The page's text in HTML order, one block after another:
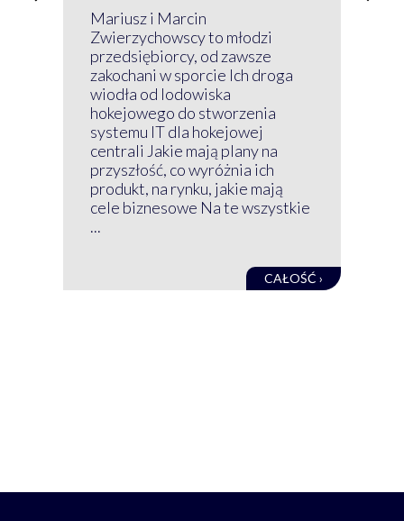
Mariusz i Marcin
Zwierzychowscy to młodzi
przedsiębiorcy, od zawsze
zakochani w sporcie Ich droga
wiodła od lodowiska
hokejowego do stworzenia
systemu IT dla hokejowej
centrali Jakie mają plany na
przyszłość, co wyróżnia ich
produkt, na rynku, jakie mają
cele biznesowe Na te wszystkie
...
CAŁOŚĆ ›